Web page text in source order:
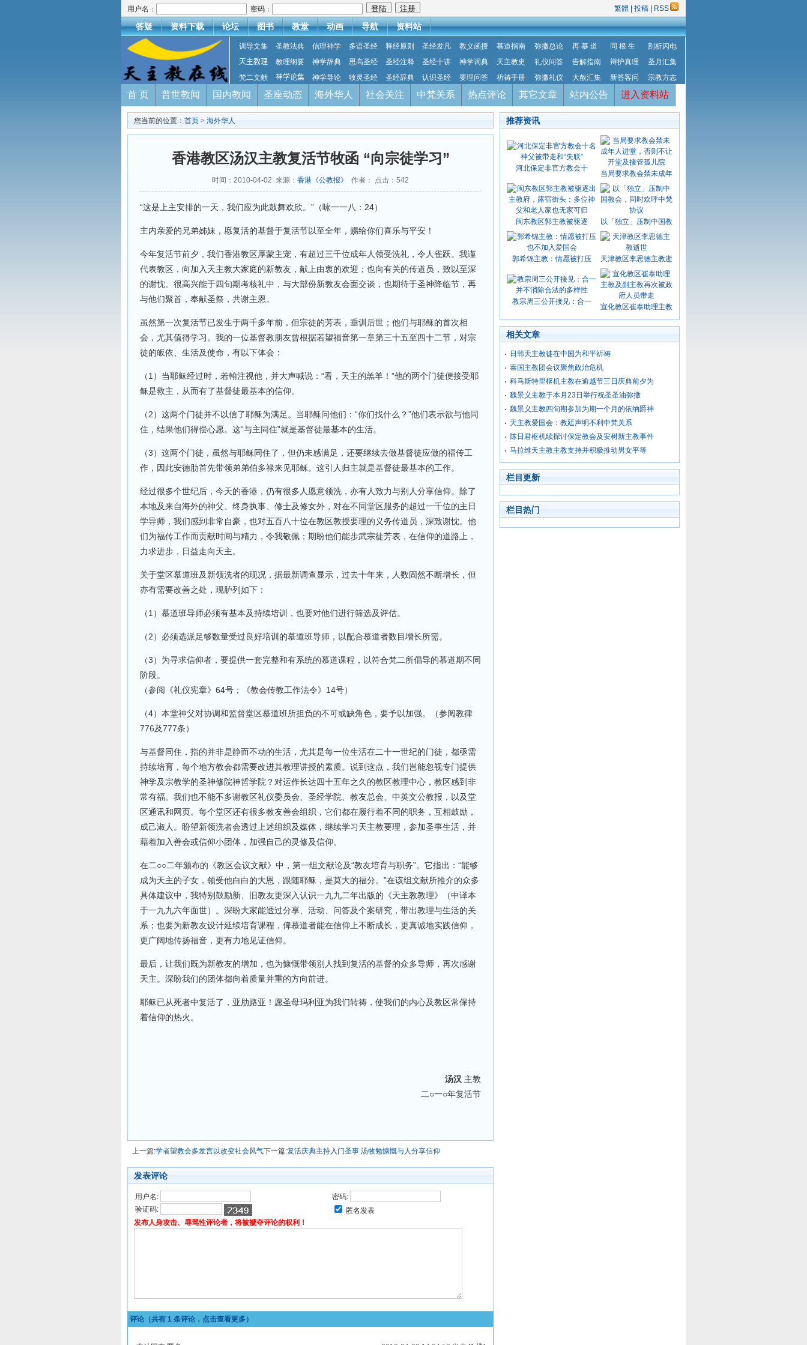
用户名： 密码： 繁體 投稿 RSS
答疑 资料下载 论坛 图书 教堂 动画 导航 资料站
训导文集 圣教法典 信理神学 多语圣经 释经原则 圣经发凡 教义函授 慕道指南 弥撒总论 再 慕 道 同 根 生
剖析闪电
天主教理
教理纲要 神学辞典 思高圣经 圣经注释 圣经十讲 神学词典 天主教史 礼仪问答 告解指南 辩护真理
圣月汇集
梵二文献
神学论集 神学导论 牧灵圣经 圣经辞典 认识圣经 要理问答 祈祷手册 弥撒礼仪 大赦汇集 新答客问 宗教方志
首 页 普世教闻 国内教闻 圣座动态 海外华人 社会关注 中梵关系 热点评论 其它文章 站内公告 进入资料站
您当前的位置： 首页 > 海外华人
香港教区汤汉主教复活节牧函 “向宗徒学习”
时间：2010-04-02 来源： 香港《公教报》 作者： 点击： 542
“这是上主安排的一天，我们应为此鼓舞欢欣。”（咏一一八：24）
主内亲爱的兄弟姊妹，愿复活的基督于复活节以至全年，赐给你们喜乐与平安！
今年复活节前夕，我们香港教区厚蒙主宠，有超过三千位成年人领受洗礼，令人雀跃。我谨
代表教区，向加入天主教大家庭的新教友，献上由衷的欢迎；也向有关的传道员，致以至深
的谢忱。很高兴能于四旬期考核礼中，与大部份新教友会面交谈，也期待于圣神降临节，再
与他们聚首，奉献圣祭，共谢主恩。
虽然第一次复活节已发生于两千多年前，但宗徒的芳表，垂训后世；他们与耶稣的首次相
会，尤其值得学习。我的一位基督教朋友曾根据若望福音第一章第三十五至四十二节，对宗
徒的皈依、生活及使命，有以下体会：
（1）当耶稣经过时，若翰注视他，并大声喊说：“看，天主的羔羊！”他的两个门徒便接受耶
稣是救主，从而有了基督徒最基本的信仰。
（2）这两个门徒并不以信了耶稣为满足。当耶稣问他们：“你们找什么？”他们表示欲与他同
住，结果他们得偿心愿。这“与主同住”就是基督徒最基本的生活。
（3）这两个门徒，虽然与耶稣同住了，但仍未感满足，还要继续去做基督徒应做的福传工
作，因此安德肋首先带领弟弟伯多禄来见耶稣。这引人归主就是基督徒最基本的工作。
经过很多个世纪后，今天的香港，仍有很多人愿意领洗，亦有人致力与别人分享信仰。除了
本地及来自海外的神父、终身执事、修士及修女外，对在不同堂区服务的超过一千位的主日
学导师，我们感到非常自豪，也对五百八十位在教区教授要理的义务传道员，深致谢忱。他
们为福传工作而贡献时间与精力，令我敬佩；期盼他们能步武宗徒芳表，在信仰的道路上，
力求进步，日益走向天主。
关于堂区慕道班及新领洗者的现况，据最新调查显示，过去十年来，人数固然不断增长，但
亦有需要改善之处，现胪列如下：
（1）慕道班导师必须有基本及持续培训，也要对他们进行筛选及评估。
（2）必须选派足够数量受过良好培训的慕道班导师，以配合慕道者数目增长所需。
（3）为寻求信仰者，要提供一套完整和有系统的慕道课程，以符合梵二所倡导的慕道期不同
阶段。
（参阅《礼仪宪章》64号；《教会传教工作法令》14号）
（4）本堂神父对协调和监督堂区慕道班所担负的不可或缺角色，要予以加强。（参阅教律
776及777条）
与基督同住，指的并非是静而不动的生活，尤其是每一位生活在二十一世纪的门徒，都亟需
持续培育，每个地方教会都需要改进其教理讲授的素质。说到这点，我们岂能忽视专门提供
神学及宗教学的圣神修院神哲学院？对运作长达四十五年之久的教区教理中心，教区感到非
常有福。我们也不能不多谢教区礼仪委员会、圣经学院、教友总会、中英文公教报，以及堂
区通讯和网页。每个堂区还有很多教友善会组织，它们都在履行着不同的职务，互相鼓励，
成己淑人。盼望新领洗者会透过上述组织及媒体，继续学习天主教要理，参加圣事生活，并
藉着加入善会或信仰小团体，加强自己的灵修及信仰。
在二○○二年颁布的《教区会议文献》中，第一组文献论及“教友培育与职务”。它指出：“能够
成为天主的子女，领受他白白的大恩，跟随耶稣，是莫大的福分。”在该组文献所推介的众多
具体建议中，我特别鼓励新、旧教友更深入认识一九九二年出版的《天主教教理》（中译本
于一九九六年面世）。深盼大家能透过分享、活动、问答及个案研究，带出教理与生活的关
系；也要为新教友设计延续培育课程，俾慕道者能在信仰上不断成长，更真诚地实践信仰，
更广阔地传扬福音，更有力地见证信仰。
最后，让我们既为新教友的增加，也为慷慨带领别人找到复活的基督的众多导师，再次感谢
天主。深盼我们的团体都向着质量并重的方向前进。
耶稣已从死者中复活了，亚肋路亚！愿圣母玛利亚为我们转祷，使我们的内心及教区常保持
着信仰的热火。
汤汉 主教
二○一○年复活节
上一篇:学者望教会多发言以改变社会风气下一篇:复活庆典主持入门圣事 汤牧勉慷慨与人分享信仰
发表评论
用户名:
密码:
验证码:
匿名发表
发布人身攻击、辱骂性评论者，将被褫夺评论的权利！
评论（共有 1 条评论，点击查看更多）
推荐资讯
河北保定非官方教会十
当局要求教会禁未成年
闽东教区郭主教被驱逐 以「独立」压制中国教
郭希锦主教：情愿被打压 天津教区李思德主教逝
教宗周三公开接见：合一
宣化教区崔泰助理主教
相关文章
日韩天主教徒在中国为和平祈祷
泰国主教团会议聚焦政治危机
科马斯特里枢机主教在逾越节三日庆典前夕为
魏景义主教于本月23日举行祝圣圣油弥撒
魏景义主教四旬期参加为期一个月的依纳爵神
天主教爱国会：教廷声明不利中梵关系
陈日君枢机续探讨保定教会及安树新主教事件
马拉维天主教主教支持并积极推动男女平等
栏目更新
栏目热门